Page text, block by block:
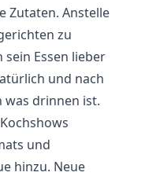
Zutaten. Anstelle
zu
Essen lieber
und nach
was drinnen ist.
und
hinzu. Neue